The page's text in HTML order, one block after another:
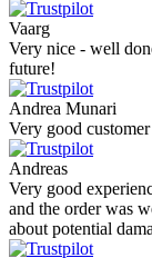
Vaarg
Very nice - well
future!
Andrea Munari
Very good
Andreas
Very good
and the order was
about potential